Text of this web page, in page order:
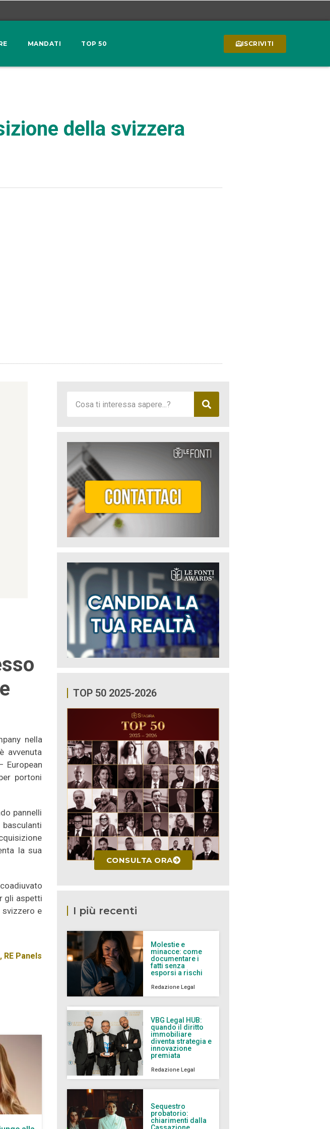
MANDATI TOP 50 ISCRIVITI
della svizzera
nella
avvenuta
European
portoni
pannelli
la sua
gli aspetti
e
, RE Panels
TOP 50 2025-2026
CONSULTA ORA
I più recenti
Molestie e
minacce: come
documentare i
fatti senza
esporsi a rischi
Redazione Legal
VBG Legal HUB:
quando il diritto
immobiliare
diventa strategia e
innovazione
premiata
Redazione Legal
Sequestro
probatorio:
chiarimenti dalla
Cassazione